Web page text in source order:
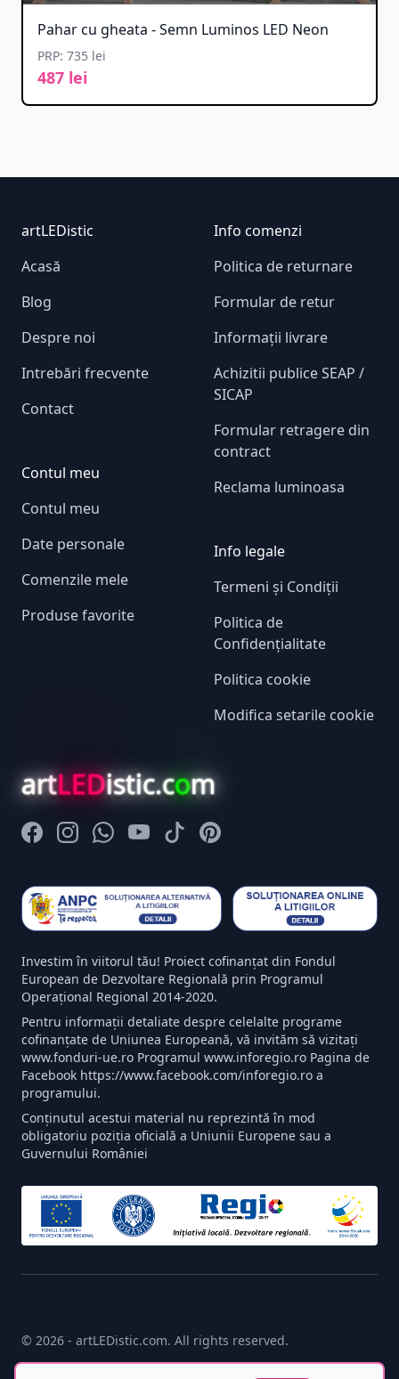
Pahar cu gheata - Semn Luminos LED Neon
PRP: 735 lei
487 lei
Footer
artLEDistic
Acasă
Blog
Despre noi
Intrebări frecvente
Contact
Contul meu
Contul meu
Date personale
Comenzile mele
Produse favorite
Info comenzi
Politica de returnare
Formular de retur
Informații livrare
Achizitii publice SEAP /
SICAP
Formular retragere din
contract
Reclama luminoasa
Info legale
Termeni și Condiții
Politica de
Confidențialitate
Politica cookie
Modifica setarile cookie
artLEDistic.com
FacebookInstagramWhatsappYoutubeTiktokPinterest
Investim în viitorul tău! Proiect cofinanțat din Fondul
European de Dezvoltare Regională prin Programul
Operațional Regional 2014-2020.
Pentru informații detaliate despre celelalte programe
cofinanțate de Uniunea Europeană, vă invităm să vizitați
www.fonduri-ue.ro Programul www.inforegio.ro Pagina de
Facebook https://www.facebook.com/inforegio.ro a
programului.
Conținutul acestui material nu reprezintă în mod
obligatoriu poziția oficială a Uniunii Europene sau a
Guvernului României
© 2026 - artLEDistic.com. All rights reserved.